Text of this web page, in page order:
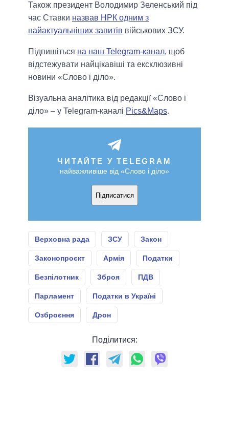
Також президент Володимир Зеленський під
час Ставки назвав НРК одним з
найактуальніших запитів військових ЗСУ.
Підпишіться на наш Telegram-канал, щоб
відстежувати найцікавіші та ексклюзивні
новини «Слово і діло».
Візуальна аналітика від редакції «Слово і
діло» – у Telegram-каналі Pics&Maps.
ЧИТАЙТЕ У TELEGRAM
найважливіше від «Слово і діло»
Підписатися
Верховна рада ЗСУ Закон
Законопроєкт Армія Податки
Безпілотник Зброя ПДВ
Парламент Податки в Україні
Озброєння Дрон
Поділитися: